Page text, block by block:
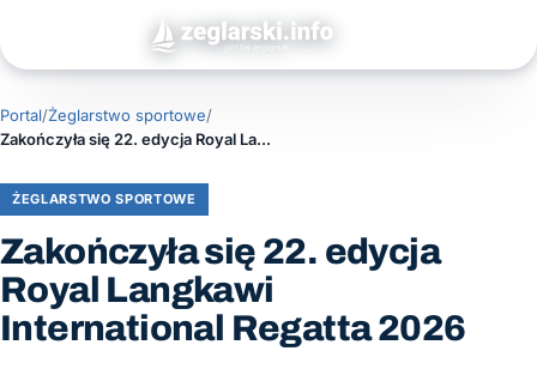
Portal/Żeglarstwo sportowe/
Zakończyła się 22. edycja Royal Langkawi International Regatta 2026
ŻEGLARSTWO SPORTOWE
Zakończyła się 22. edycja
Royal Langkawi
International Regatta 2026